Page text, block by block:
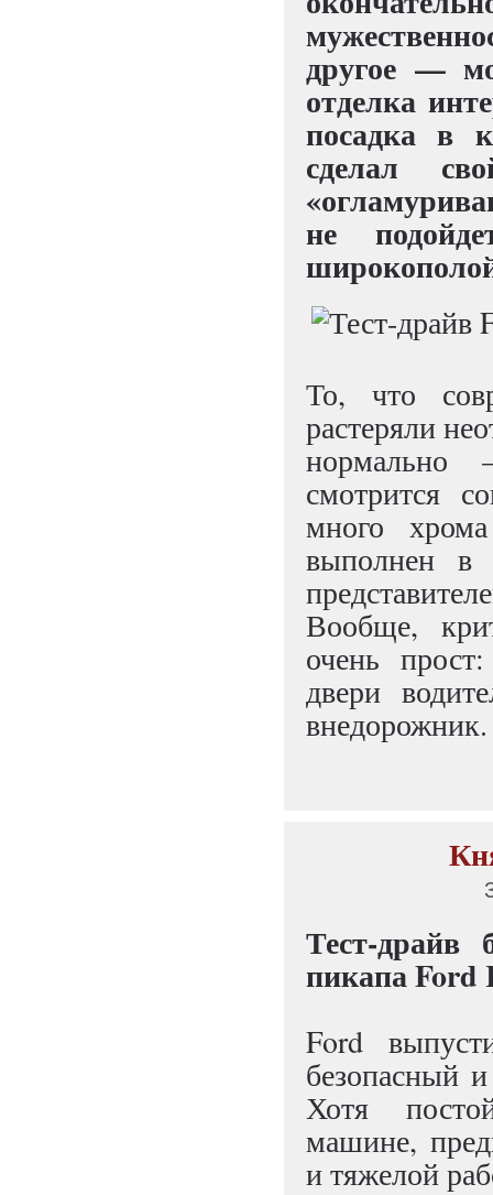
другое —
отделка
посадка в
сделал
не
То, что
растеряли
смотрится
много
выполнен в
Вообще,
очень
двери
внедорожник.
Тест-драйв
пикапа Ford
Ford
безопасный
Хотя
машине,
и тяжелой